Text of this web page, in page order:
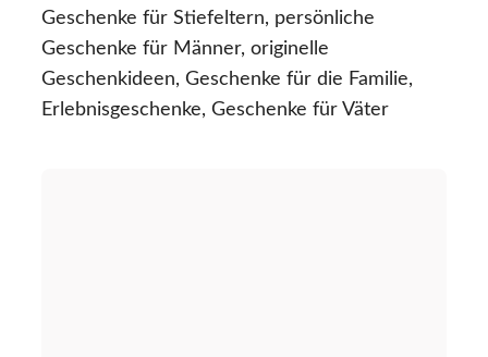
Geschenke für Stiefeltern, persönliche
Geschenke für Männer, originelle
Geschenkideen, Geschenke für die Familie,
Erlebnisgeschenke, Geschenke für Väter